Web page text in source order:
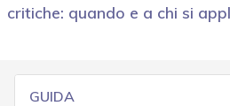
critiche: quando e a chi si
GUIDA